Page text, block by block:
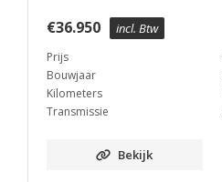
€36.950 incl. Btw
Prijs
Bouwjaar
Kilometers
Transmissie
Bekijk